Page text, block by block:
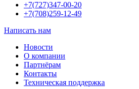
+7(727)347-00-20
+7(708)259-12-49
Написать нам
Новости
О компании
Партнёрам
Контакты
Техническая поддержка